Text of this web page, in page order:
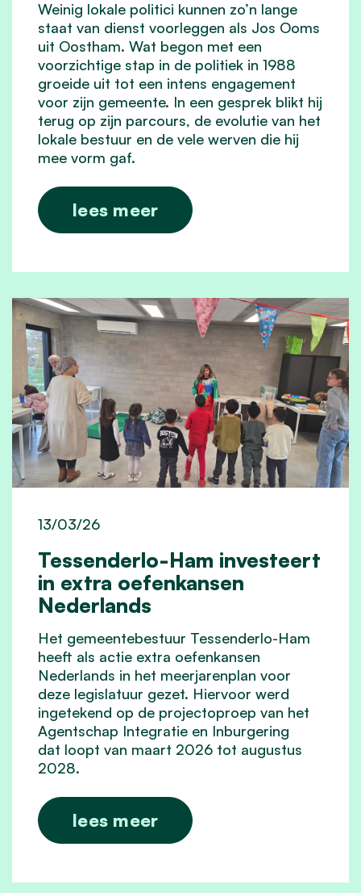
Weinig lokale politici kunnen zo’n lange
staat van dienst voorleggen als Jos Ooms
uit Oostham. Wat begon met een
voorzichtige stap in de politiek in 1988
groeide uit tot een intens engagement
voor zijn gemeente. In een gesprek blikt hij
terug op zijn parcours, de evolutie van het
lokale bestuur en de vele werven die hij
mee vorm gaf.
lees meer
Tessenderlo-Ham investeert
in extra oefenkansen
Nederlands
13/03/26
Het gemeentebestuur Tessenderlo-Ham
heeft als actie extra oefenkansen
Nederlands in het meerjarenplan voor
deze legislatuur gezet. Hiervoor werd
ingetekend op de projectoproep van het
Agentschap Integratie en Inburgering
dat loopt van maart 2026 tot augustus
2028.
lees meer